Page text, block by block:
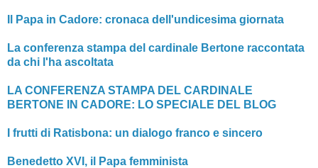
Il Papa in Cadore: cronaca dell'undicesima giornata
La conferenza stampa del cardinale Bertone raccontata
da chi l'ha ascoltata
LA CONFERENZA STAMPA DEL CARDINALE
BERTONE IN CADORE: LO SPECIALE DEL BLOG
I frutti di Ratisbona: un dialogo franco e sincero
Benedetto XVI, il Papa femminista